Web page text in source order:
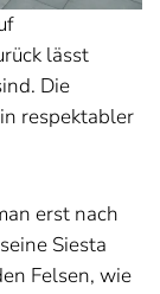
lässt
Die
respektabler
erst nach
Siesta
Felsen, wie